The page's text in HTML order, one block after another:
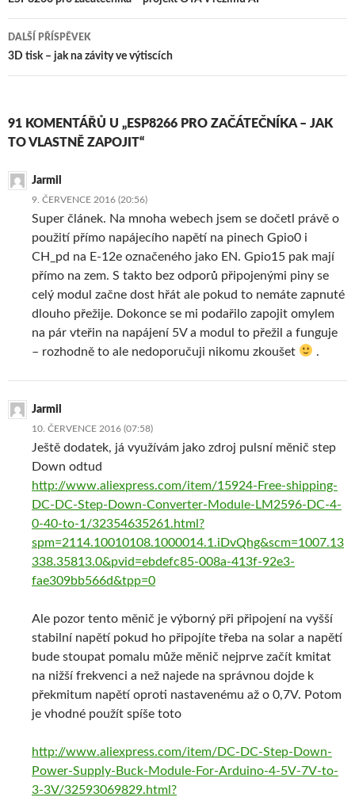
příspěvky
DALŠÍ PŘÍSPĚVEK
3D tisk – jak na závity ve výtiscích
91 KOMENTÁŘŮ U „ESP8266 PRO ZAČÁTEČNÍKA – JAK
TO VLASTNĚ ZAPOJIT“
Jarmil
9. ČERVENCE 2016 (20:56)
Super článek. Na mnoha webech jsem se dočetl právě o
použití přímo napájecího napětí na pinech Gpio0 i
CH_pd na E-12e označeného jako EN. Gpio15 pak mají
přímo na zem. S takto bez odporů připojenými piny se
celý modul začne dost hřát ale pokud to nemáte zapnuté
dlouho přežije. Dokonce se mi podařilo zapojit omylem
na pár vteřin na napájení 5V a modul to přežil a funguje
– rozhodně to ale nedoporučuji nikomu zkoušet
.
Jarmil
10. ČERVENCE 2016 (07:58)
Ještě dodatek, já využívám jako zdroj pulsní měnič step
Down odtud
http://www.aliexpress.com/item/15924-Free-shipping-
DC-DC-Step-Down-Converter-Module-LM2596-DC-4-
0-40-to-1/32354635261.html?
spm=2114.10010108.1000014.1.iDvQhg&scm=1007.13
338.35813.0&pvid=ebdefc85-008a-413f-92e3-
fae309bb566d&tpp=0
Ale pozor tento měnič je výborný při připojení na vyšší
stabilní napětí pokud ho připojíte třeba na solar a napětí
bude stoupat pomalu může měnič nejprve začít kmitat
na nižší frekvenci a než najede na správnou dojde k
překmitum napětí oproti nastavenému až o 0,7V. Potom
je vhodné použít spíše toto
http://www.aliexpress.com/item/DC-DC-Step-Down-
Power-Supply-Buck-Module-For-Arduino-4-5V-7V-to-
3-3V/32593069829.html?